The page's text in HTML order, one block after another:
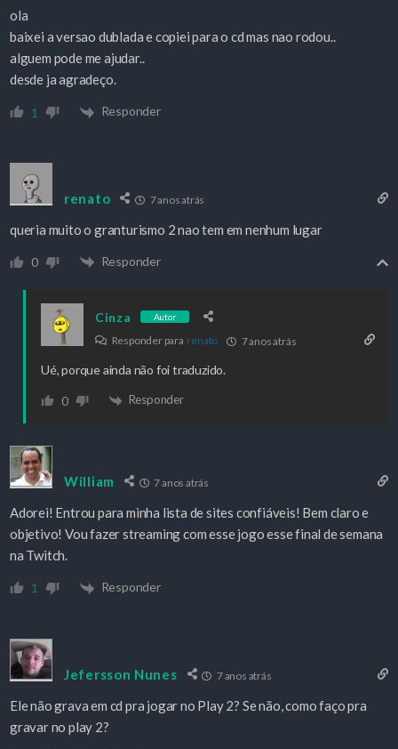
ola
baixei a versao dublada e copiei para o cd mas nao rodou..
alguem pode me ajudar..
desde ja agradeço.
1 Responder
renato 7 anos atrás
queria muito o granturismo 2 nao tem em nenhum lugar
0 Responder
Cinza Autor
Responder para renato 7 anos atrás
Ué, porque ainda não foi traduzido.
0 Responder
William 7 anos atrás
Adorei! Entrou para minha lista de sites confiáveis! Bem claro e
objetivo! Vou fazer streaming com esse jogo esse final de semana
na Twitch.
1 Responder
Jefersson Nunes 7 anos atrás
Ele não grava em cd pra jogar no Play 2? Se não, como faço pra
gravar no play 2?